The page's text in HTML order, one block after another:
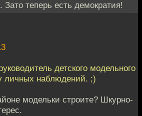
теперь есть демократия!
детского модельного
личных наблюдений. ;)
модельки строите? Шкурно-